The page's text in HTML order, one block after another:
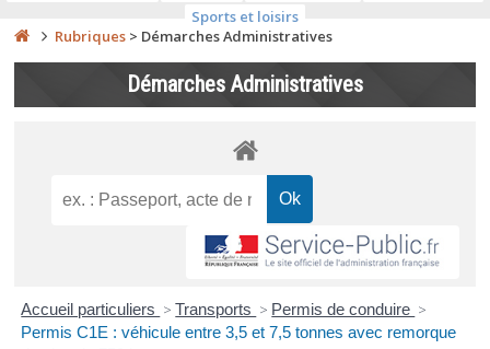
Sports et loisirs
Rubriques > Démarches Administratives
Démarches Administratives
Accueil particuliers > Transports > Permis de conduire >
Permis C1E : véhicule entre 3,5 et 7,5 tonnes avec remorque